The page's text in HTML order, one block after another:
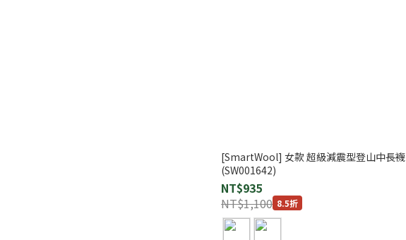
[SmartWool] 女款 超級減震型登山中長襪
(SW001642)
NT$935
NT$1,100 8.5折